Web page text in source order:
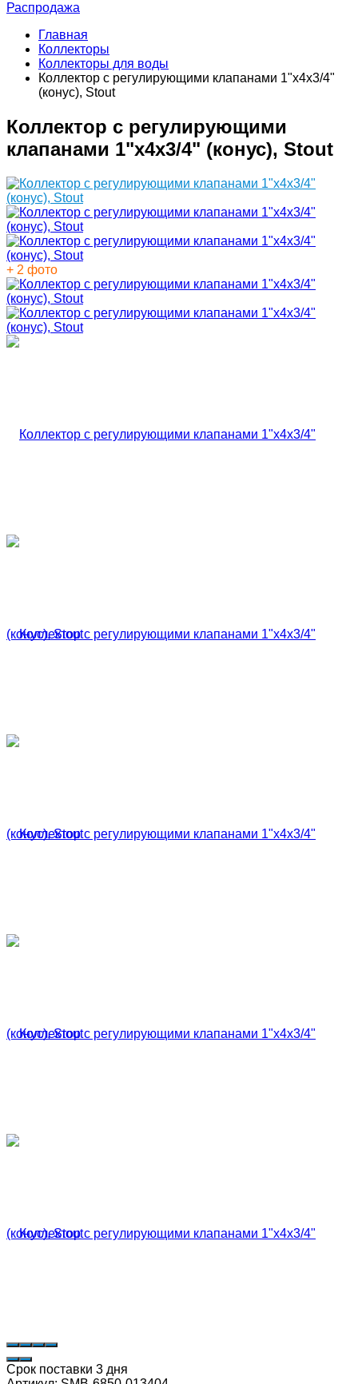
Распродажа
Главная
Коллекторы
Коллекторы для воды
Коллектор с регулирующими клапанами 1"х4х3/4"
(конус), Stout
Коллектор с регулирующими
клапанами 1"х4х3/4" (конус), Stout
+ 2 фото
Срок поставки 3 дня